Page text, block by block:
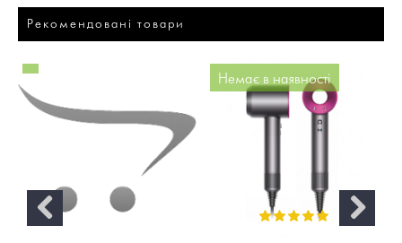
Рекомендовані товари
Немає в наявності